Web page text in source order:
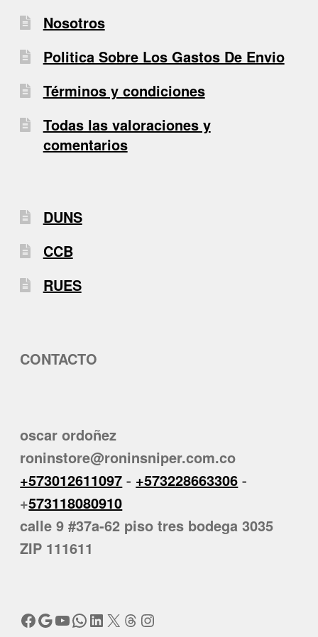
Nosotros
Politica Sobre Los Gastos De Envio
Términos y condiciones
Todas las valoraciones y
comentarios
DUNS
CCB
RUES
CONTACTO
oscar ordoñez
roninstore@roninsniper.com.co
+573012611097 - +573228663306 -
+573118080910
calle 9 #37a-62 piso tres bodega 3035
ZIP 111611
Facebook
Google
YouTube
WhatsApp
LinkedIn
X Threads
Instagram